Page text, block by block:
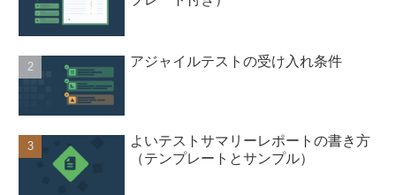
アジャイルテストの受け入れ条件
よいテストサマリーレポートの書き方
（テンプレートとサンプル）